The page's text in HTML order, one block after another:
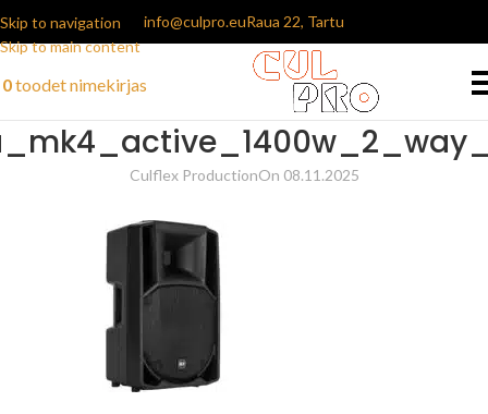
Skip to navigation
Skip to main content
info@culpro.euRaua 22, Tartu
0toodetnimekirjas
Culflex ProductionOn 08.11.2025